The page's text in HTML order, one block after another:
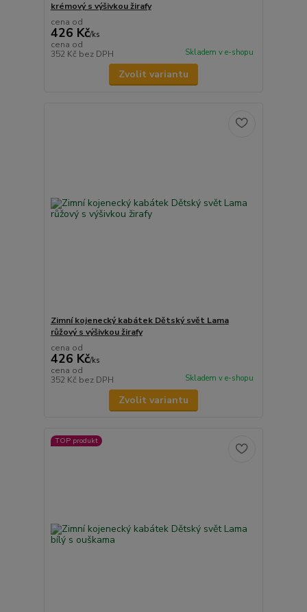
krémový s výšivkou žirafy
cena od
426 Kč/ks
cena od
352 Kč bez DPH Skladem v e-shopu
Zvolit variantu
Zimní kojenecký kabátek Dětský svět Lama
růžový s výšivkou žirafy
cena od
426 Kč/ks
cena od
352 Kč bez DPH Skladem v e-shopu
Zvolit variantu
TOP produkt